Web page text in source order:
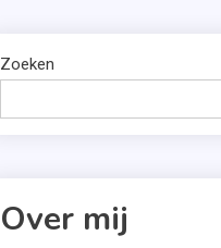
Zoeken
Over mij